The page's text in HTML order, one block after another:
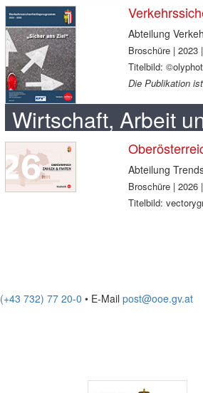
Abteilung
Broschüre |
Titelbild:
Die Publikation
Wirtschaft, Arbeit
Abteilung
Broschüre | 2026
Titelbild:
(+43 732) 77 20-0 • E-Mail post@ooe.gv.at